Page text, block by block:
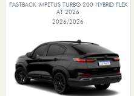
FASTBACK IMPETUS TURBO 200 HYBRID FLEX
AT 2026
2026/2026